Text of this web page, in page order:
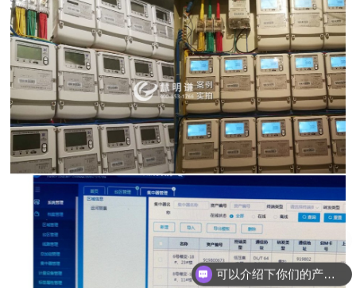
可以介绍下你们的产品么